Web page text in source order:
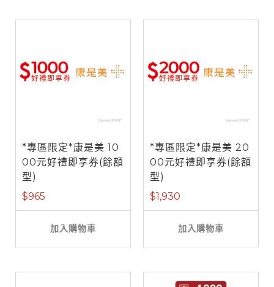
*專區限定*康是美 10
00元好禮即享券(餘額
型)
$965
加入購物車
*專區限定*康是美 20
00元好禮即享券(餘額
型)
$1,930
加入購物車